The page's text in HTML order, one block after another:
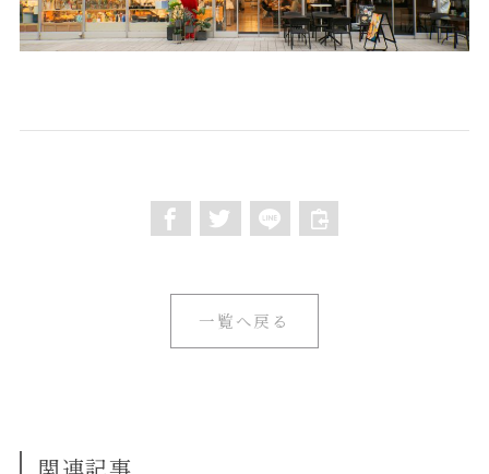
一覧へ戻る